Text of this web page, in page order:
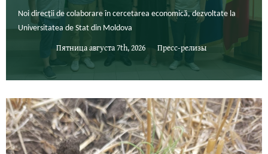
Noi direcții de colaborare în cercetarea economică, dezvoltate la
Universitatea de Stat din Moldova
Пятница августа 7th, 2026 Пресс-релизы